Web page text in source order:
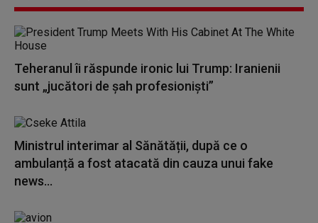
Teheranul îi răspunde ironic lui Trump: Iranienii
sunt „jucători de şah profesionişti”
Ministrul interimar al Sănătății, după ce o
ambulanță a fost atacată din cauza unui fake
news...